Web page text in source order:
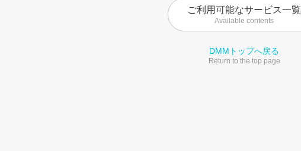
ご利用可能なサービス一覧
Available contents
DMMトップへ戻る
Return to the top page